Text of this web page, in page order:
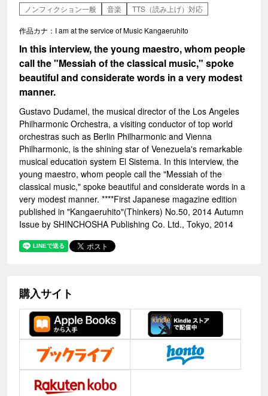
ノンフィクション一般
音楽 TTS（読み上げ）対応
作品カナ：I am at the service of Music Kangaeruhito
In this interview, the young maestro, whom people
call the "Messiah of the classical music," spoke
beautiful and considerate words in a very modest
manner.
Gustavo Dudamel, the musical director of the Los Angeles
Philharmonic Orchestra, a visiting conductor of top world
orchestras such as Berlin Philharmonic and Vienna
Philharmonic, is the shining star of Venezuela's remarkable
musical education system El Sistema. In this interview, the
young maestro, whom people call the "Messiah of the
classical music," spoke beautiful and considerate words in a
very modest manner. ****First Japanese magazine edition
published in "Kangaeruhito"(Thinkers) No.50, 2014 Autumn
Issue by SHINCHOSHA Publishing Co. Ltd., Tokyo, 2014
購入サイト